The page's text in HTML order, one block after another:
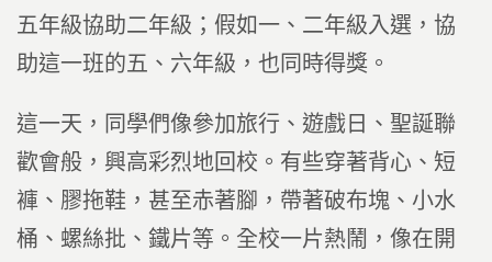
五年級協助二年級；假如一、二年級入選，協
助這一班的五、六年級，也同時得獎。
這一天，同學們像參加旅行、遊戲日、聖誕聯
歡會般，興高彩烈地回校。有些穿著背心、短
褲、膠拖鞋，甚至赤著腳，帶著破布塊、小水
桶、螺絲批、鐵片等。全校一片熱鬧，像在開